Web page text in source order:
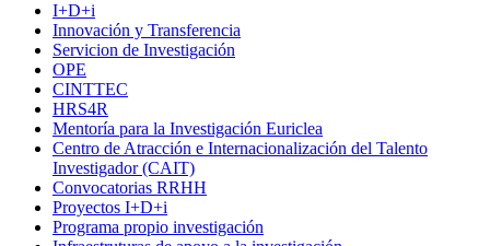
I+D+i
Innovación y Transferencia
Servicion de Investigación
OPE
CINTTEC
HRS4R
Mentoría para la Investigación Euriclea
Centro de Atracción e Internacionalización del Talento
Investigador (CAIT)
Convocatorias RRHH
Proyectos I+D+i
Programa propio investigación